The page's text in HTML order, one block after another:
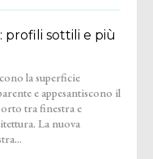
profili sottili e più